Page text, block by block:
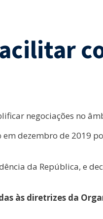
negociações no
em dezembro de 2019
da República, e
às diretrizes da